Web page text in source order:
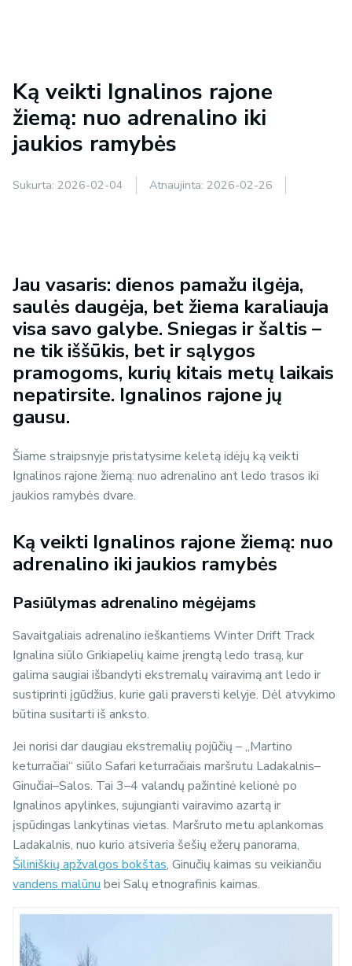
Ką veikti Ignalinos rajone
žiemą: nuo adrenalino iki
jaukios ramybės
Sukurta: 2026-02-04 Atnaujinta: 2026-02-26
Jau vasaris: dienos pamažu ilgėja,
saulės daugėja, bet žiema karaliauja
visa savo galybe. Sniegas ir šaltis –
ne tik iššūkis, bet ir sąlygos
pramogoms, kurių kitais metų laikais
nepatirsite. Ignalinos rajone jų
gausu.
Šiame straipsnyje pristatysime keletą idėjų ką veikti
Ignalinos rajone žiemą: nuo adrenalino ant ledo trasos iki
jaukios ramybės dvare.
Ką veikti Ignalinos rajone žiemą: nuo
adrenalino iki jaukios ramybės
Pasiūlymas adrenalino mėgėjams
Savaitgaliais adrenalino ieškantiems Winter Drift Track
Ignalina siūlo Grikiapelių kaime įrengtą ledo trasą, kur
galima saugiai išbandyti ekstremalų vairavimą ant ledo ir
sustiprinti įgūdžius, kurie gali praversti kelyje. Dėl atvykimo
būtina susitarti iš anksto.
Jei norisi dar daugiau ekstremalių pojūčių – „Martino
keturračiai“ siūlo Safari keturračiais maršrutu Ladakalnis–
Ginučiai–Salos. Tai 3–4 valandų pažintinė kelionė po
Ignalinos apylinkes, sujungianti vairavimo azartą ir
įspūdingas lankytinas vietas. Maršruto metu aplankomas
Ladakalnis, nuo kurio atsiveria šešių ežerų panorama,
Šiliniškių apžvalgos bokštas, Ginučių kaimas su veikiančiu
vandens malūnu bei Salų etnografinis kaimas.